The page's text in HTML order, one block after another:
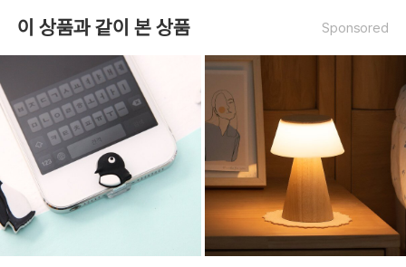
이 상품과 같이 본 상품 Sponsored